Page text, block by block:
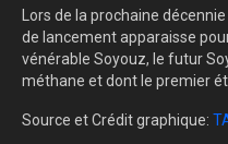
Lors de la prochaine
de lancement apparaisse
vénérable Soyouz, le futur
méthane et dont le premier
Source et Crédit graphique: